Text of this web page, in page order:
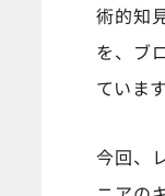
術的知
を、ブ
ています
今回、